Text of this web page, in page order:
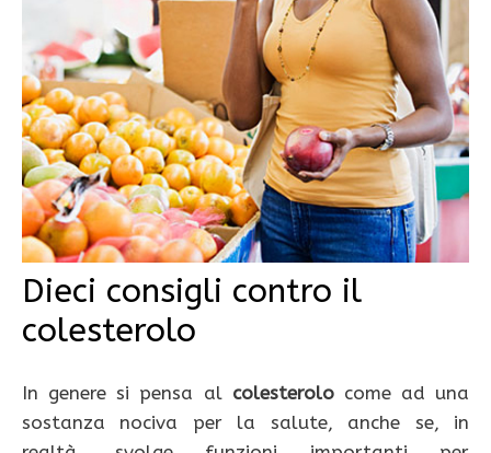
Dieci consigli contro il
colesterolo
In genere si pensa al colesterolocome ad una
sostanza nociva per la salute, anche se, in